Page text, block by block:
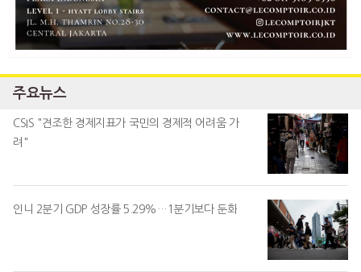
주요뉴스
CSIS "견조한 경제지표가 국민의 경제적 어려움 가
려"
인니 2분기 GDP 성장률 5.29%…1분기보다 둔화